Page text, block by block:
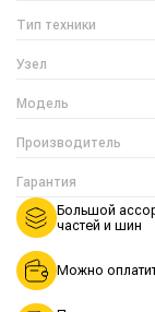
Тип техники
Узел
Модель
Производитель
Гарантия
Большой
частей и шин
Можно